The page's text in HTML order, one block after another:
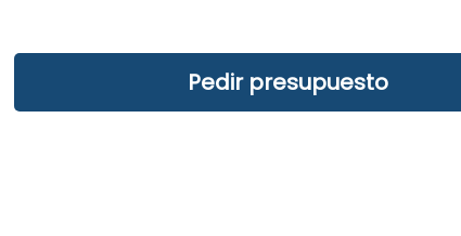
Pedir presupuesto